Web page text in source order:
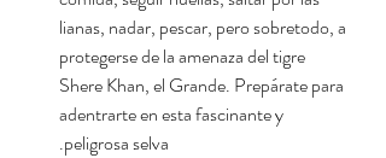
lianas, nadar, pescar, pero sobretodo, a
protegerse de la amenaza del tigre
Shere Khan, el Grande. Prepárate para
adentrarte en esta fascinante y
peligrosa selva.